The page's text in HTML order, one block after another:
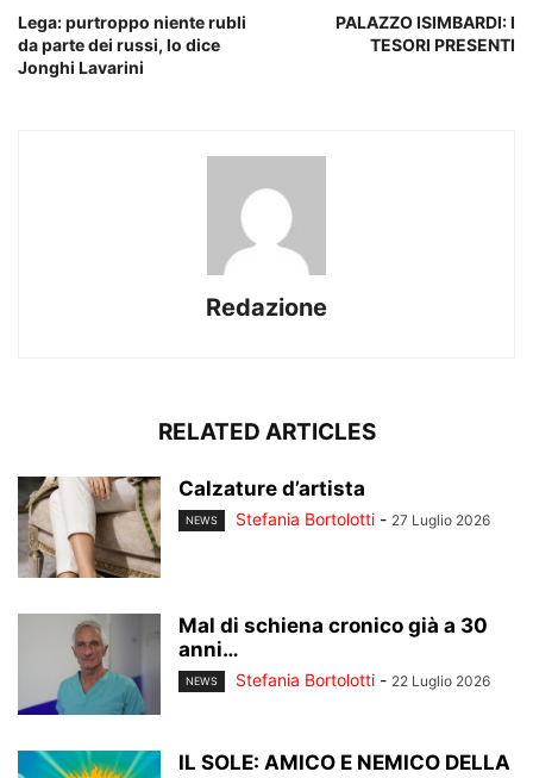
Lega: purtroppo niente rubli
da parte dei russi, lo dice
Jonghi Lavarini
PALAZZO ISIMBARDI: I
TESORI PRESENTI
Redazione
RELATED ARTICLES
Calzature d’artista
NEWS Stefania Bortolotti - 27 Luglio 2026
Mal di schiena cronico già a 30
anni…
NEWS Stefania Bortolotti - 22 Luglio 2026
IL SOLE: AMICO E NEMICO DELLA